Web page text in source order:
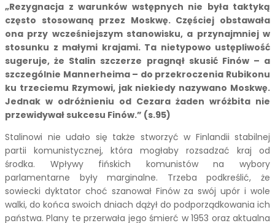
„Rezygnacja z warunków wstępnych nie była taktyką
często stosowaną przez Moskwę. Częściej obstawała
ona przy wcześniejszym stanowisku, a przynajmniej w
stosunku z małymi krajami. Ta nietypowo ustępliwość
sugeruje, że Stalin szczerze pragnął skusić Finów – a
szczególnie Mannerheima – do przekroczenia Rubikonu
ku trzeciemu Rzymowi, jak niekiedy nazywano Moskwę.
Jednak w odróżnieniu od Cezara żaden wróżbita nie
przewidywał sukcesu Finów.” (s.95)
Stalinowi nie udało się także stworzyć w Finlandii stabilnej
partii komunistycznej, która mogłaby rozsadzać kraj od
środka. Wpływy fińskich komunistów na wybory
parlamentarne były marginalne. Trzeba podkreślić, że
sowiecki dyktator choć szanował Finów za swój upór i wole
walki, do końca swoich dniach dążył do podporządkowania ich
państwa. Plany te przerwała jego śmierć w 1953 oraz aktualna